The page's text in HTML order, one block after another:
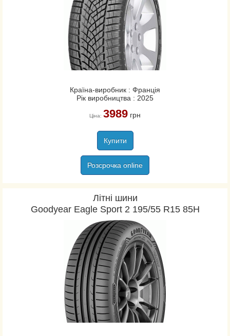
Країна-виробник : Франція
Рік виробництва : 2025
Ціна: 3989грн
Купити
Розсрочка online
Літні шини
Goodyear Eagle Sport 2 195/55 R15 85H